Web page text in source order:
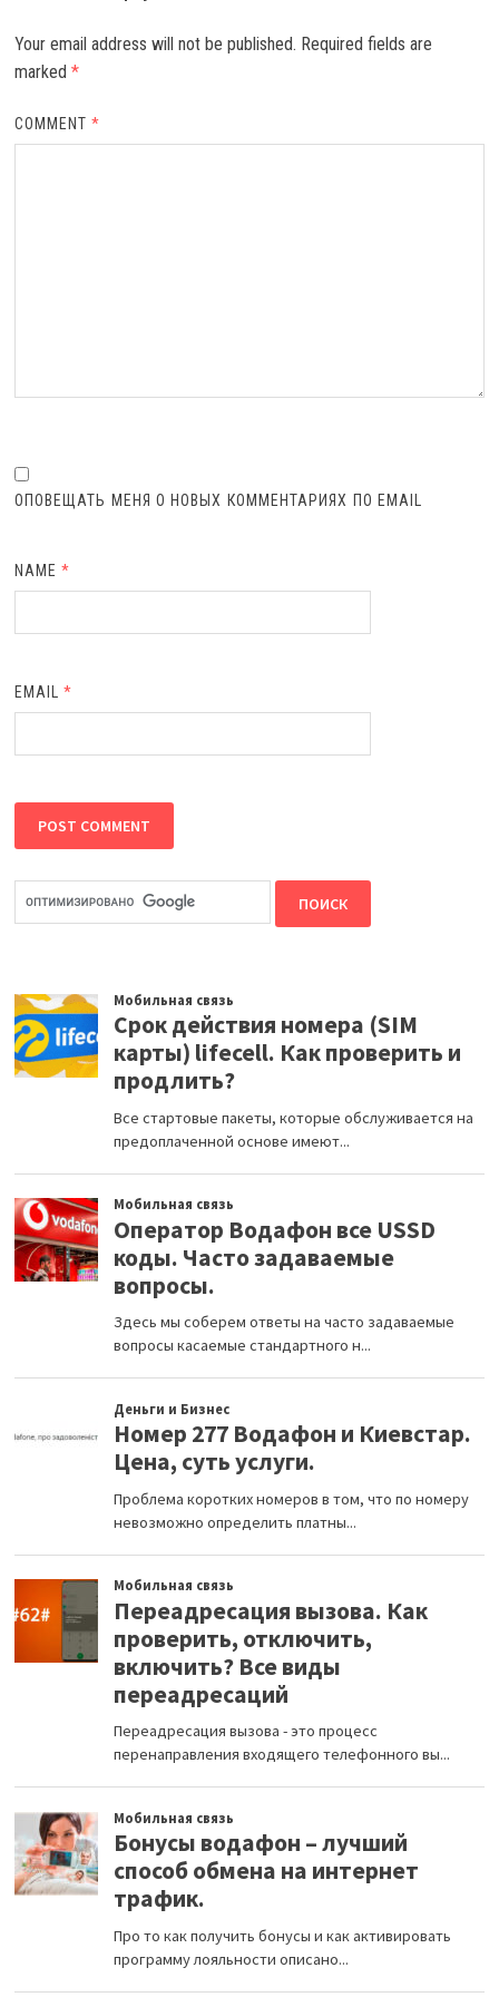
Your email address will not be published. Required fields are
marked *
COMMENT*
ОПОВЕЩАТЬ МЕНЯ О НОВЫХ КОММЕНТАРИЯХ ПО EMAIL
NAME*
EMAIL*